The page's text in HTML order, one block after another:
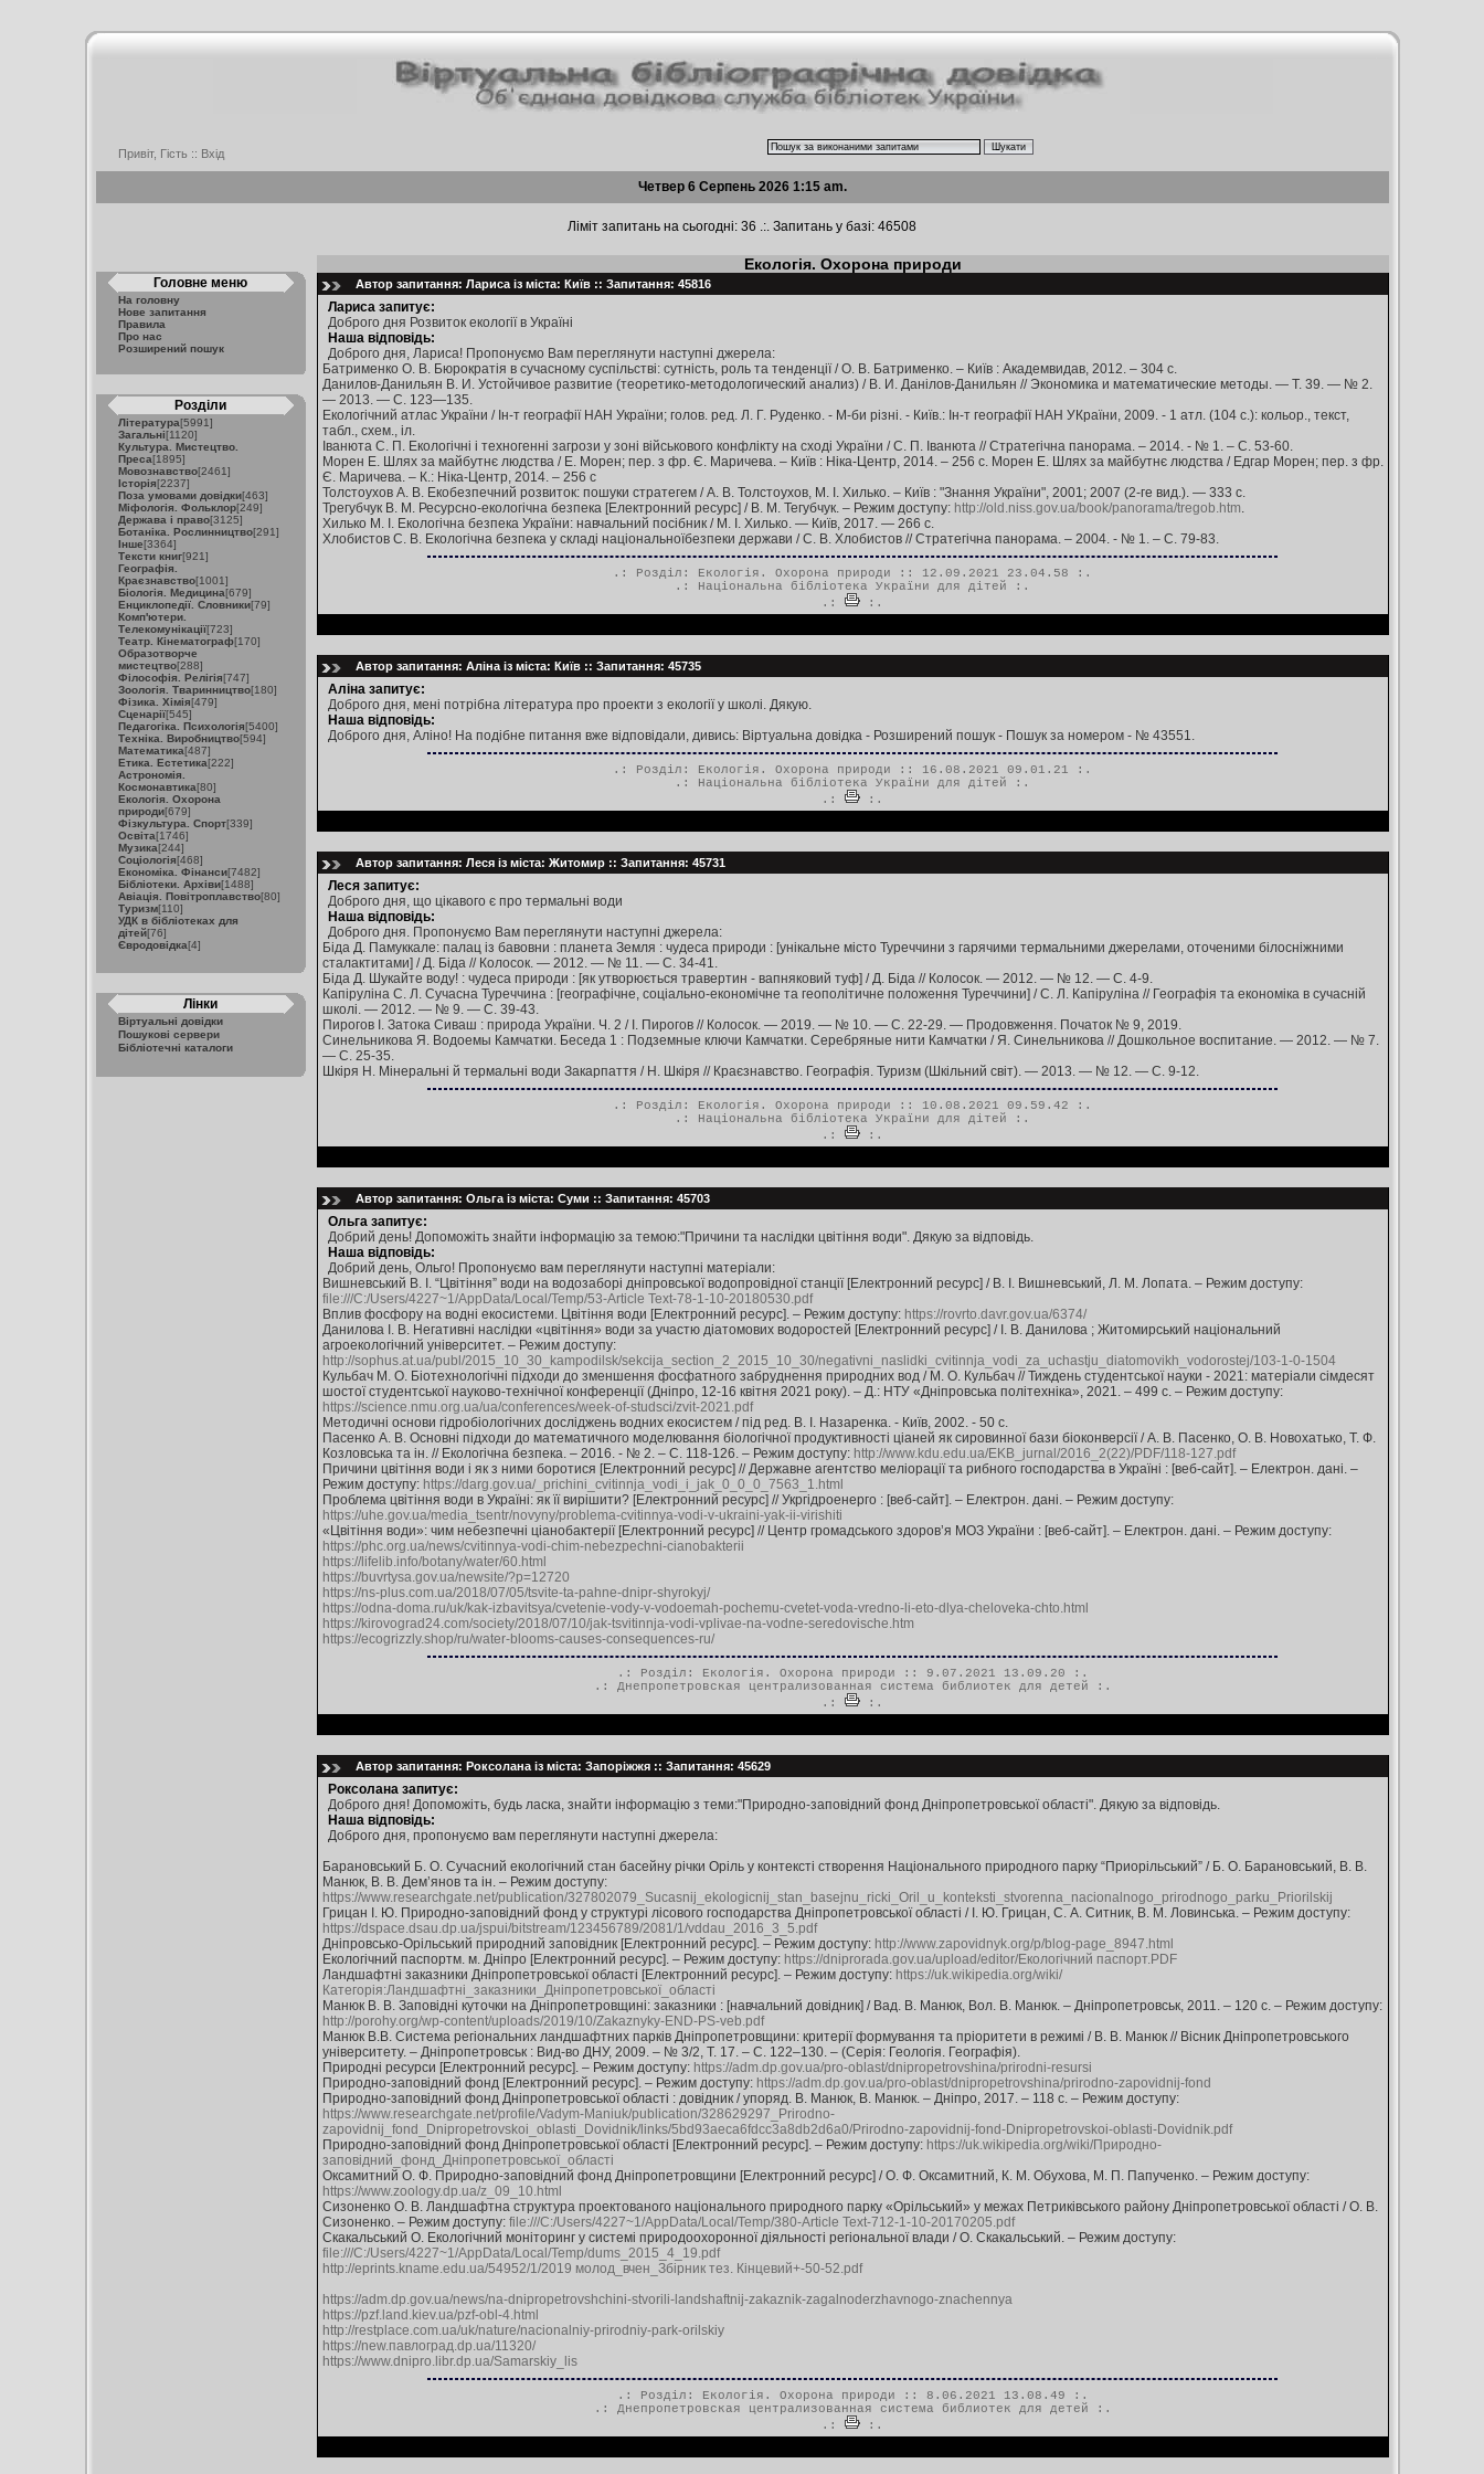
Привіт, Гість :: Вхід
Четвер 6 Серпень 2026 1:15 am.
Ліміт запитань на сьогодні: 36 .:. Запитань у базі: 46508
Головне меню
На головну
Нове запитання
Правила
Про нас
Розширений пошук
Розділи
Література[5991]
Загальні[1120]
Культура. Мистецтво.
Преса[1895]
Мовознавство[2461]
Історія[2237]
Поза умовами довідки[463]
Міфологія. Фольклор[249]
Держава і право[3125]
Ботаніка. Рослинництво[291]
Інше[3364]
Тексти книг[921]
Географія.
Краєзнавство[1001]
Біологія. Медицина[679]
Енциклопедії. Словники[79]
Комп'ютери.
Телекомунікації[723]
Театр. Кінематограф[170]
Образотворче
мистецтво[288]
Філософія. Релігія[747]
Зоологія. Тваринництво[180]
Фізика. Хімія[479]
Сценарії[545]
Педагогіка. Психологія[5400]
Техніка. Виробництво[594]
Математика[487]
Етика. Естетика[222]
Астрономія.
Космонавтика[80]
Екологія. Охорона
природи[679]
Фізкультура. Спорт[339]
Освіта[1746]
Музика[244]
Соціологія[468]
Економіка. Фінанси[7482]
Бібліотеки. Архіви[1488]
Авіація. Повітроплавство[80]
Туризм[110]
УДК в бібліотеках для
дітей[76]
Євродовідка[4]
Лінки
Віртуальні довідки
Пошукові сервери
Бібліотечні каталоги
Екологія. Охорона природи
Автор запитання: Лариса із міста: Київ :: Запитання: 45816
Лариса запитує:
Доброго дня Розвиток екології в Україні
Наша відповідь:
Доброго дня, Лариса! Пропонуємо Вам переглянути наступні джерела:
Батрименко О. В. Бюрократія в сучасному суспільстві: сутність, роль та тенденції / О. В. Батрименко. – Київ : Академвидав, 2012. – 304 с.
Данилов-Данильян В. И. Устойчивое развитие (теоретико-методологический анализ) / В. И. Данілов-Данильян // Экономика и математические методы. — Т. 39. — № 2.
— 2013. — С. 123—135.
Екологічний атлас України / Ін-т географії НАН України; голов. ред. Л. Г. Руденко. - М-би різні. - Київ.: Ін-т географії НАН УКраїни, 2009. - 1 атл. (104 с.): кольор., текст,
табл., схем., іл.
Іванюта С. П. Екологічні і техногенні загрози у зоні військового конфлікту на сході України / С. П. Іванюта // Стратегічна панорама. – 2014. - № 1. – С. 53-60.
Морен Е. Шлях за майбутнє людства / Е. Морен; пер. з фр. Є. Маричева. – Київ : Ніка-Центр, 2014. – 256 с. Морен Е. Шлях за майбутнє людства / Едгар Морен; пер. з фр.
Є. Маричева. – К.: Ніка-Центр, 2014. – 256 с
Толстоухов А. В. Екобезпечний розвиток: пошуки стратегем / А. В. Толстоухов, М. І. Хилько. – Київ : "Знання України", 2001; 2007 (2-ге вид.). — 333 с.
Трегубчук В. М. Ресурсно-екологічна безпека [Електронний ресурс] / В. М. Тегубчук. – Режим доступу: http://old.niss.gov.ua/book/panorama/tregob.htm.
Хилько М. І. Екологічна безпека України: навчальний посібник / М. І. Хилько. — Київ, 2017. — 266 с.
Хлобистов С. В. Екологічна безпека у складі національноїбезпеки держави / С. В. Хлобистов // Стратегічна панорама. – 2004. - № 1. – С. 79-83.
.: Розділ: Екологія. Охорона природи :: 12.09.2021 23.04.58 :.
.: Національна бібліотека України для дітей :.
.:
:.
Автор запитання: Аліна із міста: Київ :: Запитання: 45735
Аліна запитує:
Доброго дня, мені потрібна література про проекти з екології у школі. Дякую.
Наша відповідь:
Доброго дня, Аліно! На подібне питання вже відповідали, дивись: Віртуальна довідка - Розширений пошук - Пошук за номером - № 43551.
.: Розділ: Екологія. Охорона природи :: 16.08.2021 09.01.21 :.
.: Національна бібліотека України для дітей :.
.:
:.
Автор запитання: Леся із міста: Житомир :: Запитання: 45731
Леся запитує:
Доброго дня, що цікавого є про термальні води
Наша відповідь:
Доброго дня. Пропонуємо Вам переглянути наступні джерела:
Біда Д. Памуккале: палац із бавовни : планета Земля : чудеса природи : [унікальне місто Туреччини з гарячими термальними джерелами, оточеними білосніжними
сталактитами] / Д. Біда // Колосок. — 2012. — № 11. — С. 34-41.
Біда Д. Шукайте воду! : чудеса природи : [як утворюється травертин - вапняковий туф] / Д. Біда // Колосок. — 2012. — № 12. — С. 4-9.
Капіруліна С. Л. Сучасна Туреччина : [географічне, соціально-економічне та геополітичне положення Туреччини] / С. Л. Капіруліна // Географія та економіка в сучасній
школі. — 2012. — № 9. — С. 39-43.
Пирогов І. Затока Сиваш : природа України. Ч. 2 / І. Пирогов // Колосок. — 2019. — № 10. — С. 22-29. — Продовження. Початок № 9, 2019.
Синельникова Я. Водоемы Камчатки. Беседа 1 : Подземные ключи Камчатки. Серебряные нити Камчатки / Я. Синельникова // Дошкольное воспитание. — 2012. — № 7.
— С. 25-35.
Шкіря Н. Мінеральні й термальні води Закарпаття / Н. Шкіря // Краєзнавство. Географія. Туризм (Шкільний світ). — 2013. — № 12. — С. 9-12.
.: Розділ: Екологія. Охорона природи :: 10.08.2021 09.59.42 :.
.: Національна бібліотека України для дітей :.
.:
:.
Автор запитання: Ольга із міста: Суми :: Запитання: 45703
Ольга запитує:
Добрий день! Допоможіть знайти інформацію за темою:"Причини та наслідки цвітіння води". Дякую за відповідь.
Наша відповідь:
Добрий день, Ольго! Пропонуємо вам переглянути наступні матеріали:
Вишневський В. І. “Цвітіння” води на водозаборі дніпровської водопровідної станції [Електронний ресурс] / В. І. Вишневський, Л. М. Лопата. – Режим доступу:
file:///C:/Users/4227~1/AppData/Local/Temp/53-Article Text-78-1-10-20180530.pdf
Вплив фосфору на водні екосистеми. Цвітіння води [Електронний ресурс]. – Режим доступу: https://rovrto.davr.gov.ua/6374/
Данилова І. В. Негативні наслідки «цвітіння» води за участю діатомових водоростей [Електронний ресурс] / І. В. Данилова ; Житомирський національний
агроекологічний університет. – Режим доступу:
http://sophus.at.ua/publ/2015_10_30_kampodilsk/sekcija_section_2_2015_10_30/negativni_naslidki_cvitinnja_vodi_za_uchastju_diatomovikh_vodorostej/103-1-0-1504
Кульбач М. О. Біотехнологічні підходи до зменшення фосфатного забруднення природних вод / М. О. Кульбач // Тиждень студентської науки - 2021: матеріали сімдесят
шостої студентської науково-технічної конференції (Дніпро, 12-16 квітня 2021 року). – Д.: НТУ «Дніпровська політехніка», 2021. – 499 с. – Режим доступу:
https://science.nmu.org.ua/ua/conferences/week-of-studsci/zvit-2021.pdf
Методичні основи гідробіологічних досліджень водних екосистем / під ред. В. І. Назаренка. - Київ, 2002. - 50 с.
Пасенко А. В. Основні підходи до математичного моделювання біологічної продуктивності ціаней як сировинної бази біоконверсії / А. В. Пасенко, О. В. Новохатько, Т. Ф.
Козловська та ін. // Екологічна безпека. – 2016. - № 2. – С. 118-126. – Режим доступу: http://www.kdu.edu.ua/EKB_jurnal/2016_2(22)/PDF/118-127.pdf
Причини цвітіння води і як з ними боротися [Електронний ресурс] // Державне агентство меліорації та рибного господарства в Україні : [веб-сайт]. – Електрон. дані. –
Режим доступу: https://darg.gov.ua/_prichini_cvitinnja_vodi_i_jak_0_0_0_7563_1.html
Проблема цвітіння води в Україні: як її вирішити? [Електронний ресурс] // Укргідроенерго : [веб-сайт]. – Електрон. дані. – Режим доступу:
https://uhe.gov.ua/media_tsentr/novyny/problema-cvitinnya-vodi-v-ukraini-yak-ii-virishiti
«Цвітіння води»: чим небезпечні ціанобактерії [Електронний ресурс] // Центр громадського здоров’я МОЗ України : [веб-сайт]. – Електрон. дані. – Режим доступу:
https://phc.org.ua/news/cvitinnya-vodi-chim-nebezpechni-cianobakterii
https://lifelib.info/botany/water/60.html
https://buvrtysa.gov.ua/newsite/?p=12720
https://ns-plus.com.ua/2018/07/05/tsvite-ta-pahne-dnipr-shyrokyj/
https://odna-doma.ru/uk/kak-izbavitsya/cvetenie-vody-v-vodoemah-pochemu-cvetet-voda-vredno-li-eto-dlya-cheloveka-chto.html
https://kirovograd24.com/society/2018/07/10/jak-tsvitinnja-vodi-vplivae-na-vodne-seredovische.htm
https://ecogrizzly.shop/ru/water-blooms-causes-consequences-ru/
.: Розділ: Екологія. Охорона природи :: 9.07.2021 13.09.20 :.
.: Днепропетровская централизованная система библиотек для детей :.
.:
:.
Автор запитання: Роксолана із міста: Запоріжжя :: Запитання: 45629
Роксолана запитує:
Доброго дня! Допоможіть, будь ласка, знайти інформацію з теми:"Природно-заповідний фонд Дніпропетровської області". Дякую за відповідь.
Наша відповідь:
Доброго дня, пропонуємо вам переглянути наступні джерела:
Барановський Б. О. Сучасний екологічний стан басейну річки Оріль у контексті створення Національного природного парку “Приорільський” / Б. О. Барановський, В. В.
Манюк, В. В. Дем’янов та ін. – Режим доступу:
https://www.researchgate.net/publication/327802079_Sucasnij_ekologicnij_stan_basejnu_ricki_Oril_u_konteksti_stvorenna_nacionalnogo_prirodnogo_parku_Priorilskij
Грицан І. Ю. Природно-заповiдний фонд у структурі лісового господарства Дніпропетровської області / І. Ю. Грицан, С. А. Ситник, В. М. Ловинська. – Режим доступу:
https://dspace.dsau.dp.ua/jspui/bitstream/123456789/2081/1/vddau_2016_3_5.pdf
Дніпровсько-Орільський природний заповідник [Електронний ресурс]. – Режим доступу: http://www.zapovidnyk.org/p/blog-page_8947.html
Екологічний паспортм. м. Дніпро [Електронний ресурс]. – Режим доступу: https://dniprorada.gov.ua/upload/editor/Екологічний паспорт.PDF
Ландшафтні заказники Дніпропетровської області [Електронний ресурс]. – Режим доступу: https://uk.wikipedia.org/wiki/
Категорія:Ландшафтні_заказники_Дніпропетровської_області
Манюк В. В. Заповідні куточки на Дніпропетровщині: заказники : [навчальний довідник] / Вад. В. Манюк, Вол. В. Манюк. – Дніпропетровськ, 2011. – 120 с. – Режим доступу:
http://porohy.org/wp-content/uploads/2019/10/Zakaznyky-END-PS-veb.pdf
Манюк В.В. Система регіональних ландшафтних парків Дніпропетровщини: критерії формування та пріоритети в режимі / В. В. Манюк // Вісник Дніпропетровського
університету. – Дніпропетровськ : Вид-во ДНУ, 2009. – № 3/2, Т. 17. – С. 122–130. – (Серія: Геологія. Географія).
Природні ресурси [Електронний ресурс]. – Режим доступу: https://adm.dp.gov.ua/pro-oblast/dnipropetrovshina/prirodni-resursi
Природно-заповідний фонд [Електронний ресурс]. – Режим доступу: https://adm.dp.gov.ua/pro-oblast/dnipropetrovshina/prirodno-zapovidnij-fond
Природно-заповідний фонд Дніпропетровської області : довідник / упоряд. В. Манюк, В. Манюк. – Дніпро, 2017. – 118 с. – Режим доступу:
https://www.researchgate.net/profile/Vadym-Maniuk/publication/328629297_Prirodno-
zapovidnij_fond_Dnipropetrovskoi_oblasti_Dovidnik/links/5bd93aeca6fdcc3a8db2d6a0/Prirodno-zapovidnij-fond-Dnipropetrovskoi-oblasti-Dovidnik.pdf
Природно-заповідний фонд Дніпропетровської області [Електронний ресурс]. – Режим доступу: https://uk.wikipedia.org/wiki/Природно-
заповідний_фонд_Дніпропетровської_області
Оксамитний О. Ф. Природно-заповідний фонд Дніпропетровщини [Електронний ресурс] / О. Ф. Оксамитний, К. М. Обухова, М. П. Папученко. – Режим доступу:
https://www.zoology.dp.ua/z_09_10.html
Сизоненко О. В. Ландшафтна структура проектованого національного природного парку «Орільський» у межах Петриківського району Дніпропетровської області / О. В.
Сизоненко. – Режим доступу: file:///C:/Users/4227~1/AppData/Local/Temp/380-Article Text-712-1-10-20170205.pdf
Скакальський О. Екологічний моніторинг у системі природоохоронної діяльності регіональної влади / О. Скакальський. – Режим доступу:
file:///C:/Users/4227~1/AppData/Local/Temp/dums_2015_4_19.pdf
http://eprints.kname.edu.ua/54952/1/2019 молод_вчен_Збірник тез. Кінцевий+-50-52.pdf
https://adm.dp.gov.ua/news/na-dnipropetrovshchini-stvorili-landshaftnij-zakaznik-zagalnoderzhavnogo-znachennya
https://pzf.land.kiev.ua/pzf-obl-4.html
http://restplace.com.ua/uk/nature/nacionalniy-prirodniy-park-orilskiy
https://new.павлоград.dp.ua/11320/
https://www.dnipro.libr.dp.ua/Samarskiy_lis
.: Розділ: Екологія. Охорона природи :: 8.06.2021 13.08.49 :.
.: Днепропетровская централизованная система библиотек для детей :.
.:
:.